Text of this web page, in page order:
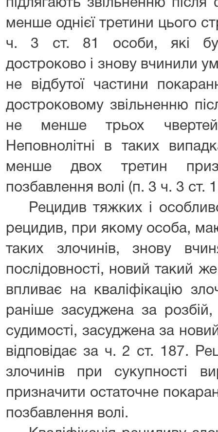
підлягають звільненню після
менше однієї третини цього
ч. 3 ст. 81 особи, які
достроково і знову вчинили
не відбутої частини
достроковому звільненню
не менше трьох
Неповнолітні в таких
менше двох третин
позбавлення волі (п. 3 ч. 3 ст.
Рецидив тяжких і
рецидив, при якому особа,
таких злочинів, знову
послідовності, новий такий
впливає на кваліфікацію
раніше засуджена за
судимості, засуджена за
відповідає за ч. 2 ст. 187.
злочинів при сукупності
призначити остаточне
позбавлення волі.